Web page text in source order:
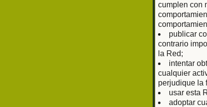
cumplen con
publicar
contrario
la Red;
intentar
cualquier
perjudique la
usar esta
adoptar